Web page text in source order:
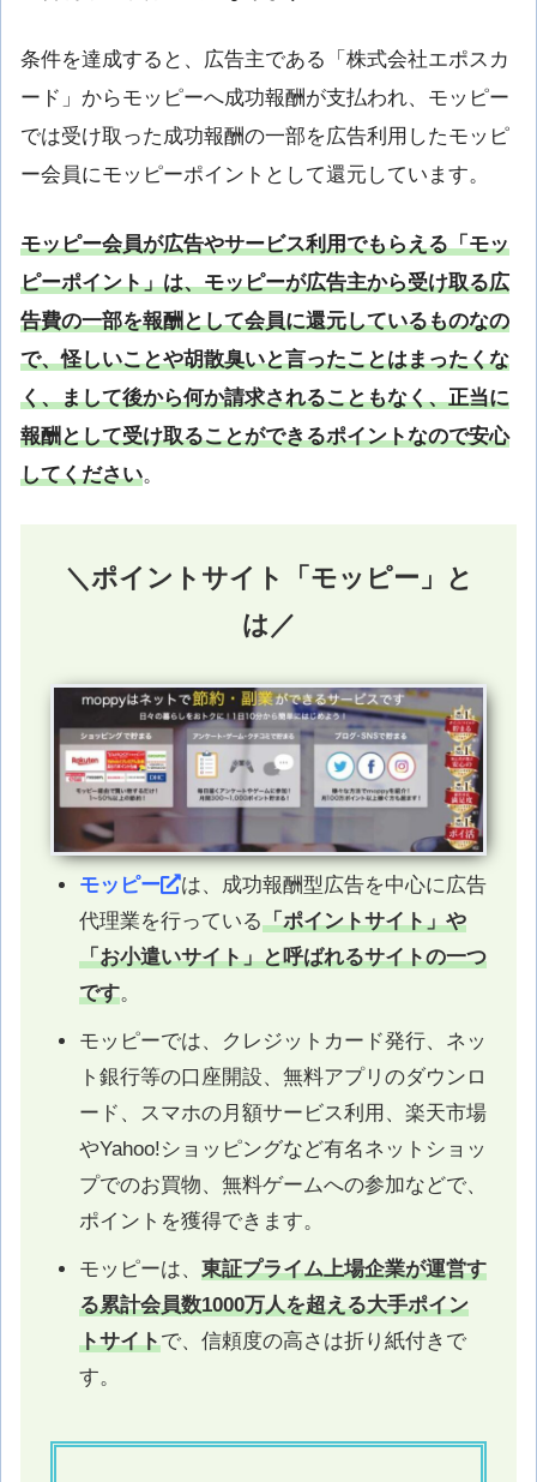
条件を達成すると、広告主である「株式会社エポスカ
ード」からモッピーへ成功報酬が支払われ、モッピー
では受け取った成功報酬の一部を広告利用したモッピ
ー会員にモッピーポイントとして還元しています。
モッピー会員が広告やサービス利用でもらえる「モッ
ピーポイント」は、モッピーが広告主から受け取る広
告費の一部を報酬として会員に還元しているものなの
で、怪しいことや胡散臭いと言ったことはまったくな
く、まして後から何か請求されることもなく、正当に
報酬として受け取ることができるポイントなので安心
してください。
＼ポイントサイト「モッピー」と
は／
モッピー
は、成功報酬型広告を中心に広告
代理業を行っている「ポイントサイト」や
「お小遣いサイト」と呼ばれるサイトの一つ
です。
モッピーでは、クレジットカード発行、ネッ
ト銀行等の口座開設、無料アプリのダウンロ
ード、スマホの月額サービス利用、楽天市場
やYahoo!ショッピングなど有名ネットショッ
プでのお買物、無料ゲームへの参加などで、
ポイントを獲得できます。
モッピーは、 東証プライム上場企業が運営す
る累計会員数1000万人を超える大手ポイン
トサイトで、信頼度の高さは折り紙付きで
す。